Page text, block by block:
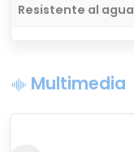
Resistente al agua
Multimedia